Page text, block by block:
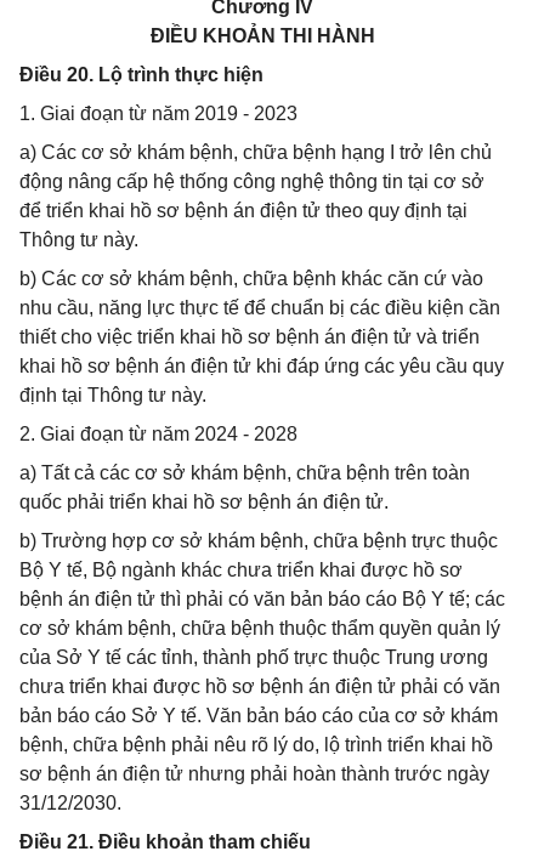
Chương IV
ĐIỀU KHOẢN THI HÀNH
Điều 20. Lộ trình thực hiện
1. Giai đoạn từ năm 2019 - 2023
a) Các cơ sở khám bệnh, chữa bệnh hạng I trở lên chủ
động nâng cấp hệ thống công nghệ thông tin tại cơ sở
để triển khai hồ sơ bệnh án điện tử theo quy định tại
Thông tư này.
b) Các cơ sở khám bệnh, chữa bệnh khác căn cứ vào
nhu cầu, năng lực thực tế để chuẩn bị các điều kiện cần
thiết cho việc triển khai hồ sơ bệnh án điện tử và triển
khai hồ sơ bệnh án điện tử khi đáp ứng các yêu cầu quy
định tại Thông tư này.
2. Giai đoạn từ năm 2024 - 2028
a) Tất cả các cơ sở khám bệnh, chữa bệnh trên toàn
quốc phải triển khai hồ sơ bệnh án điện tử.
b) Trường hợp cơ sở khám bệnh, chữa bệnh trực thuộc
Bộ Y tế, Bộ ngành khác chưa triển khai được hồ sơ
bệnh án điện tử thì phải có văn bản báo cáo Bộ Y tế; các
cơ sở khám bệnh, chữa bệnh thuộc thẩm quyền quản lý
của Sở Y tế các tỉnh, thành phố trực thuộc Trung ương
chưa triển khai được hồ sơ bệnh án điện tử phải có văn
bản báo cáo Sở Y tế. Văn bản báo cáo của cơ sở khám
bệnh, chữa bệnh phải nêu rõ lý do, lộ trình triển khai hồ
sơ bệnh án điện tử nhưng phải hoàn thành trước ngày
31/12/2030.
Điều 21. Điều khoản tham chiếu